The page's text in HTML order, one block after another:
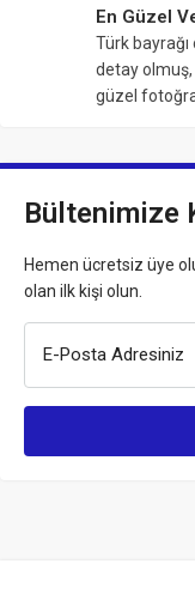
En Güzel
Türk
detay
güzel
Bültenimize
Hemen ücretsiz üye
olan ilk kişi olun.
E-Posta Adresiniz